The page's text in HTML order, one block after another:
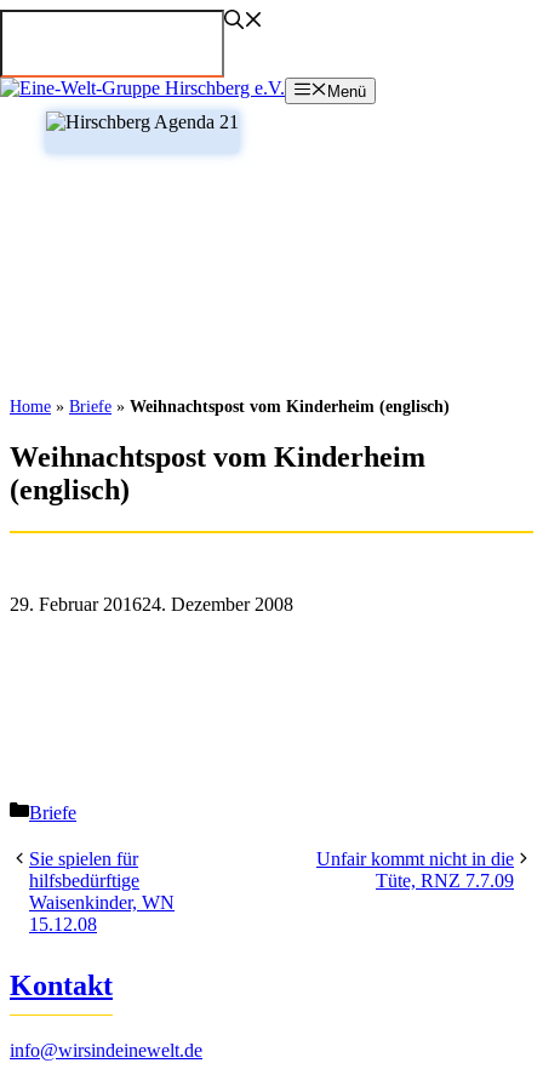
Zum
Menü
Home » Briefe » Weihnachtspost vom Kinderheim (englisch)
Weihnachtspost vom Kinderheim
(englisch)
29. Februar 201624. Dezember 2008
Kategorien
Briefe
Sie spielen für
hilfsbedürftige
Waisenkinder, WN
15.12.08
Unfair kommt nicht in die
Tüte, RNZ 7.7.09
Kontakt
info@wirsindeinewelt.de